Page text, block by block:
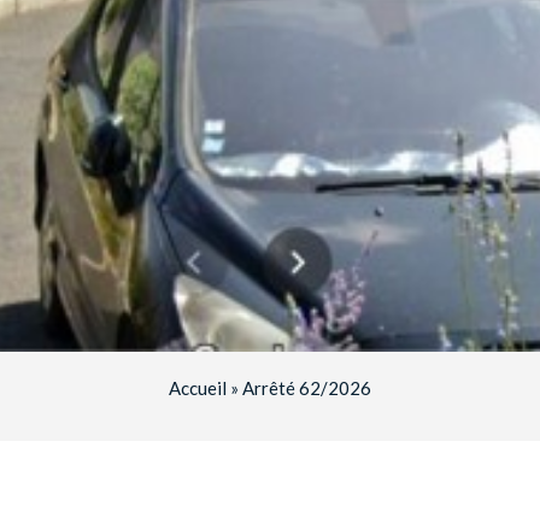
Accueil » Arrêté 62/2026